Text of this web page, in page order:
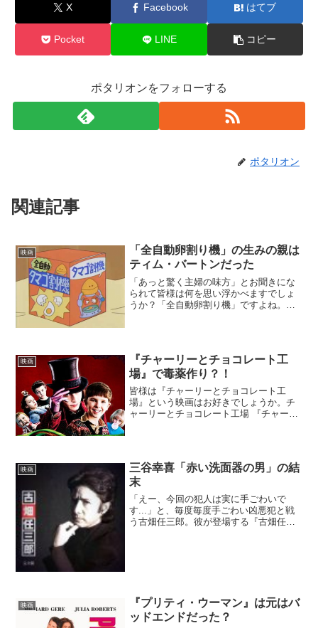
X Facebook はてブ
Pocket LINE コピー
ポタリオンをフォローする
ポタリオン
関連記事
映画
「全自動卵割り機」の生みの親は
ティム・バートンだった
「あっと驚く主婦の味方」とお聞きにな
られて皆様は何を思い浮かべますでしょ
うか？「全自動卵割り機」ですよね。全
映画
『チャーリーとチョコレート工
場』で毒薬作り？！
皆様は『チャーリーとチョコレート工
場』という映画はお好きでしょうか。チ
ャーリーとチョコレート工場 『チャーリ
くするようなお菓子工...
映画
三谷幸喜「赤い洗面器の男」の結
末
「えー、今回の犯人は実に手ごわいで
す...」と、毎度毎度手ごわい凶悪犯と戦
う古畑任三郎。彼が登場する『古畑任三
映画
『プリティ・ウーマン』は元はバ
ッドエンドだった？